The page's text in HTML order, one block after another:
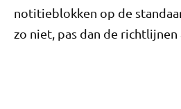
notitieblokken op de
zo niet, pas dan de richtlijnen